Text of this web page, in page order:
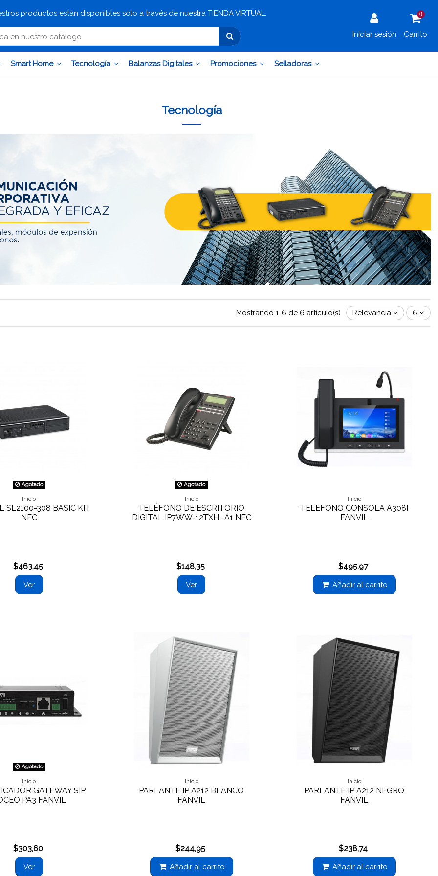
productos están disponibles solo a través de nuestra TIENDA VIRTUAL.
Iniciar sesión
0
Carrito
Smart Home Tecnología Balanzas Digitales Promociones Selladoras
Tecnología
Mostrando 1-6 de 6 artículo(s) Relevancia 6
Agotado
Inicio
SL2100-308 BASIC KIT
NEC
$463,45
Ver
Agotado
Inicio
TELÉFONO DE ESCRITORIO
DIGITAL IP7WW-12TXH -A1 NEC
$148,35
Ver
Inicio
TELEFONO CONSOLA A308I
FANVIL
$495,97
Añadir al carrito
Agotado
Inicio
GATEWAY SIP
PA3 FANVIL
$303,60
Ver
Inicio
PARLANTE IP A212 BLANCO
FANVIL
$244,95
Añadir al carrito
Inicio
PARLANTE IP A212 NEGRO
FANVIL
$238,74
Añadir al carrito